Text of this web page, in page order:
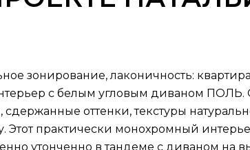
зонирование, лаконичность:
с белым угловым диваном ПОЛЬ.
оттенки, текстуры
практически монохромный
утонченно в тандеме с диваном на